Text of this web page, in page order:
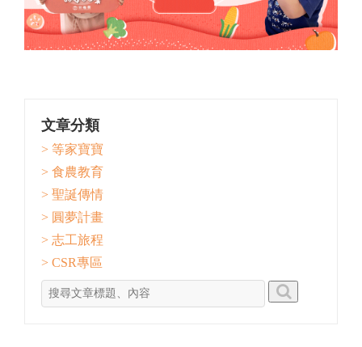
文章分類
> 等家寶寶
> 食農教育
> 聖誕傳情
> 圓夢計畫
> 志工旅程
> CSR專區